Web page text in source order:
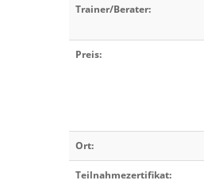
Trainer/Berater:
Preis:
Ort:
Teilnahmezertifikat: